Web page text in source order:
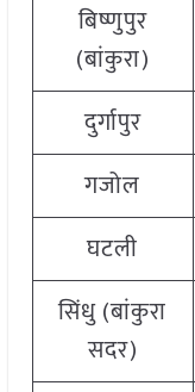
बिष्णुपुर
(बांकुरा)
दुर्गापुर
गजोल
घटली
सिंधु (बांकुरा
सदर)